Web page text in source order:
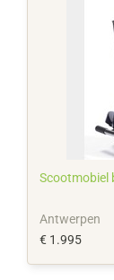
Scootmobiel
Antwerpen
€ 1.995